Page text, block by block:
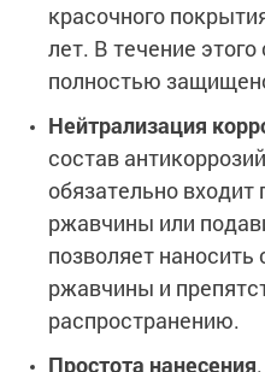
красочного
лет. В течение
полностью
Нейтрализация
состав
обязательно входит
ржавчины или
позволяет наносить
ржавчины и
распространению.
Простота нанесения